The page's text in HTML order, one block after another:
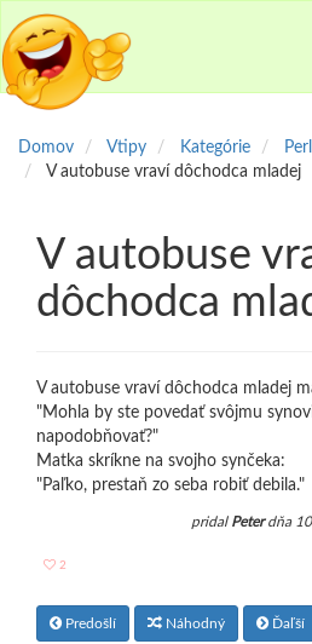
Domov Vtipy Kategórie
V autobuse vraví dôchodca mladej
V autobuse
dôchodca
V autobuse vraví dôchodca mladej
"Mohla by ste povedať svôjmu
napodobňovať?"
Matka skríkne na svojho synčeka:
"Paľko, prestaň zo seba robiť debila."
pridal Peterdňa
2
Predošlí Náhodný Ďaľší